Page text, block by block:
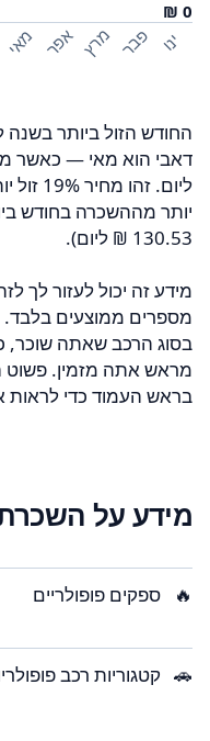
ינו פבר מרץ אפר מאי
החודש הזול ביותר
יותר מההשכרה בחודש
מידע זה יכול לעזור לך
מספרים ממוצעים
בסוג הרכב שאתה שוכר,
מראש אתה מזמין. פשוט
בראש העמוד כדי לראות
מידע על
🔥 ספקים פופולריים
🚗 קטגוריות רכב